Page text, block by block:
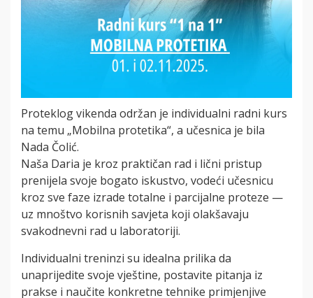
Proteklog vikenda održan je individualni radni kurs
na temu „Mobilna protetika“, a učesnica je bila
Nada Čolić.
Naša Daria je kroz praktičan rad i lični pristup
prenijela svoje bogato iskustvo, vodeći učesnicu
kroz sve faze izrade totalne i parcijalne proteze —
uz mnoštvo korisnih savjeta koji olakšavaju
svakodnevni rad u laboratoriji.
Individualni treninzi su idealna prilika da
unaprijedite svoje vještine, postavite pitanja iz
prakse i naučite konkretne tehnike primjenjive